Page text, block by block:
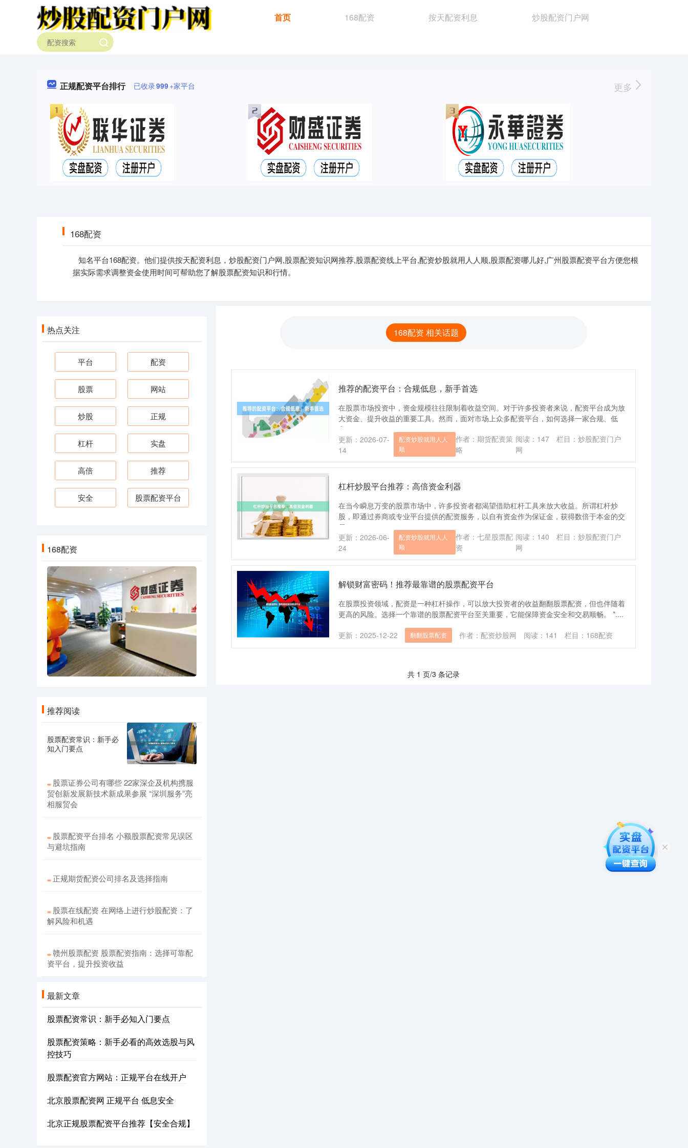
首页 168配资 按天配资利息 炒股配资门户网
正规配资平台排行 已收录999+家平台 更多
168配资
知名平台168配资。他们提供按天配资利息，炒股配资门户网,股票配资知识网推荐,股票配资线上平台,配资炒股就用人人顺,股票配资哪儿好,广州股票配资平台方便您根
据实际需求调整资金使用时间可帮助您了解股票配资知识和行情。
168配资 相关话题
推荐的配资平台：合规低息，新手首选
在股票市场投资中，资金规模往往限制着收益空间。对于许多投资者来说，配资平台成为放
大资金、提升收益的重要工具。然而，面对市场上众多配资平台，如何选择一家合规、低
息....
更新：2026-07-
14
配资炒股就用人人
顺
作者：期货配资策
略
阅读： 147 栏目： 炒股配资门户
网
杠杆炒股平台推荐：高倍资金利器
在当今瞬息万变的股票市场中，许多投资者都渴望借助杠杆工具来放大收益。所谓杠杆炒
股，即通过券商或专业平台提供的配资服务，以自有资金作为保证金，获得数倍于本金的交
易....
更新：2026-06-
24
配资炒股就用人人
顺
作者：七星股票配
资
阅读： 140 栏目： 炒股配资门户
网
解锁财富密码！推荐最靠谱的股票配资平台
在股票投资领域，配资是一种杠杆操作，可以放大投资者的收益翻翻股票配资，但也伴随着
更高的风险。选择一个靠谱的股票配资平台至关重要，它能保障资金安全和交易顺畅。 *....
更新：2025-12-22 翻翻股票配资 作者：配资炒股网 阅读： 141 栏目： 168配资
共 1 页/3 条记录
热点关注
平台 配资
股票 网站
炒股 正规
杠杆 实盘
高倍 推荐
安全 股票配资平台
168配资
推荐阅读
股票配资常识：新手必
知入门要点
股票证券公司有哪些 22家深企及机构携服
贸创新发展新技术新成果参展 “深圳服务”亮
相服贸会
股票配资平台排名 小额股票配资常见误区
与避坑指南
正规期货配资公司排名及选择指南
股票在线配资 在网络上进行炒股配资：了
解风险和机遇
赣州股票配资 股票配资指南：选择可靠配
资平台，提升投资收益
最新文章
股票配资常识：新手必知入门要点
股票配资策略：新手必看的高效选股与风
控技巧
股票配资官方网站：正规平台在线开户
北京股票配资网 正规平台 低息安全
北京正规股票配资平台推荐【安全合规】